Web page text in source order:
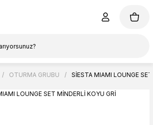
OTURMA GRUBU SİESTA MIAMI LOUNGE